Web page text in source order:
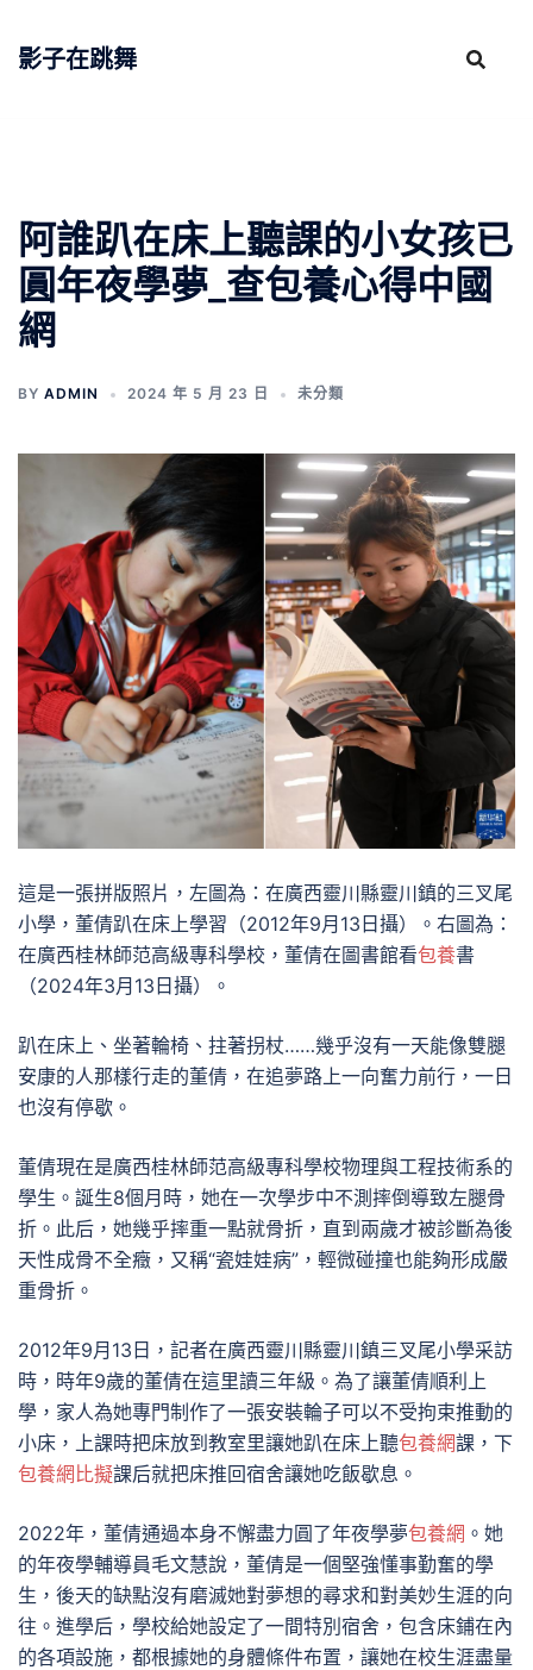
影子在跳舞
阿誰趴在床上聽課的小女孩已
圓年夜學夢_查包養心得中國
網
BY ADMIN 2024 年 5 月 23 日 未分類
這是一張拼版照片，左圖為：在廣西靈川縣靈川鎮的三叉尾
小學，董倩趴在床上學習（2012年9月13日攝）。右圖為：
在廣西桂林師范高級專科學校，董倩在圖書館看包養書
（2024年3月13日攝）。
趴在床上、坐著輪椅、拄著拐杖……幾乎沒有一天能像雙腿
安康的人那樣行走的董倩，在追夢路上一向奮力前行，一日
也沒有停歇。
董倩現在是廣西桂林師范高級專科學校物理與工程技術系的
學生。誕生8個月時，她在一次學步中不測摔倒導致左腿骨
折。此后，她幾乎摔重一點就骨折，直到兩歲才被診斷為後
天性成骨不全癥，又稱“瓷娃娃病”，輕微碰撞也能夠形成嚴
重骨折。
2012年9月13日，記者在廣西靈川縣靈川鎮三叉尾小學采訪
時，時年9歲的董倩在這里讀三年級。為了讓董倩順利上
學，家人為她專門制作了一張安裝輪子可以不受拘束推動的
小床，上課時把床放到教室里讓她趴在床上聽包養網課，下
包養網比擬課后就把床推回宿舍讓她吃飯歇息。
2022年，董倩通過本身不懈盡力圓了年夜學夢包養網 。她
的年夜學輔導員毛文慧說，董倩是一個堅強懂事勤奮的學
生，後天的缺點沒有磨滅她對夢想的尋求和對美妙生涯的向
往。進學后，學校給她設定了一間特別宿舍，包含床鋪在內
的各項設施，都根據她的身體條件布置，讓她在校生涯盡量